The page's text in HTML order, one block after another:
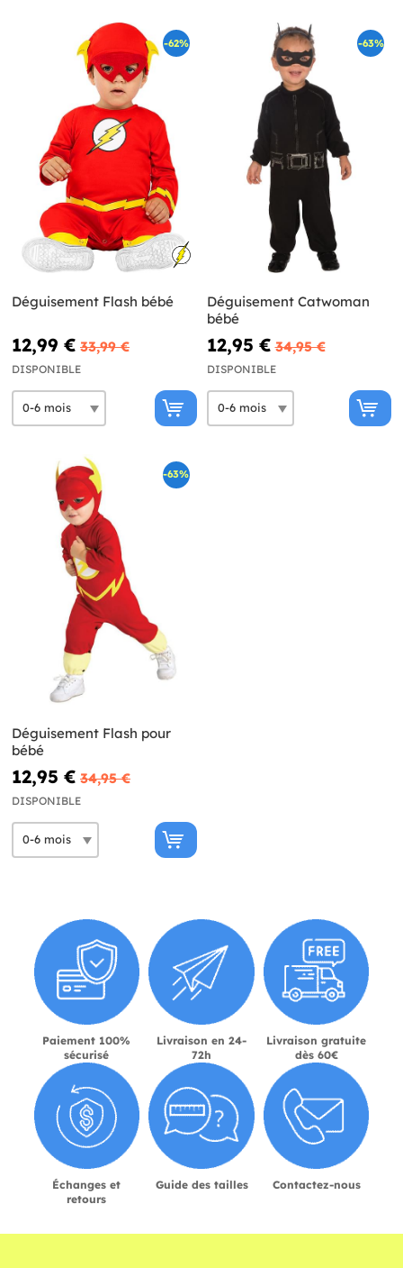
-62%
Déguisement Flash bébé
12,99 € 33,99 €
DISPONIBLE
-63%
Déguisement Catwoman
bébé
12,95 € 34,95 €
DISPONIBLE
-63%
Déguisement Flash pour
bébé
12,95 € 34,95 €
DISPONIBLE
Paiement 100%
sécurisé
Livraison en 24-
72h
Livraison gratuite
dès 60€
Échanges et
retours
Guide des tailles Contactez-nous